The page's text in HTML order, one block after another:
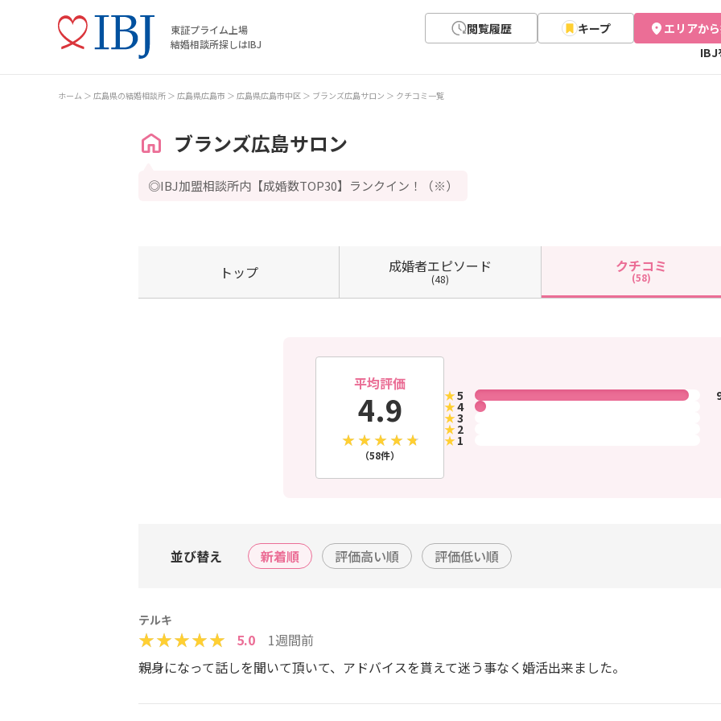
東証プライム上場
結婚相談所探しはIBJ
閲覧履歴 キープ エリアか
IBJ
ホーム 広島県の結婚相談所 広島県広島市 広島県広島市中区 ブランズ広島サロン クチコミ一覧
ブランズ広島サロン
◎IBJ加盟相談所内【成婚数TOP30】ランクイン！（※）
トップ 成婚者エピソード
(48)
クチコミ
(58)
平均評価
4.9
（58件）
★5
★4
★3
★ 2
★ 1
並び替え 新着順 評価高い順 評価低い順
テルキ
5.0
1週間前
親身になって話しを聞いて頂いて、アドバイスを貰えて迷う事なく婚活出来ました。